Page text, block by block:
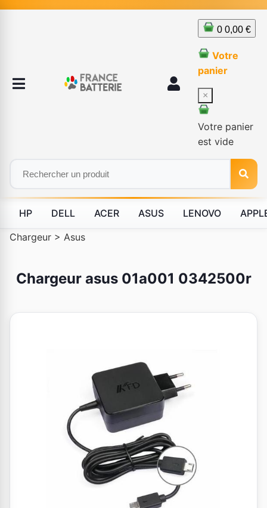
0 0,00 €
Votre
panier
×
Votre panier
est vide
HP DELL ACER ASUS LENOVO
Chargeur > Asus
Chargeur asus 01a001 0342500r